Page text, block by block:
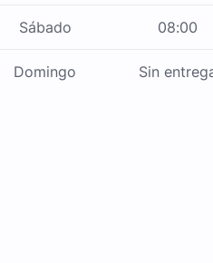
Sábado 08:00
Domingo Sin